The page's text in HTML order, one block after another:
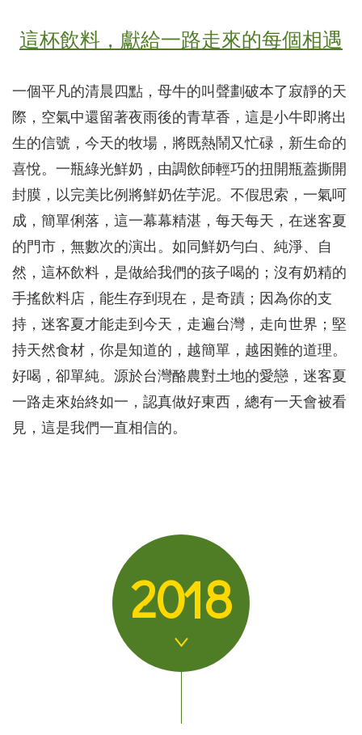
這杯飲料，獻給一路走來的每個相遇
一個平凡的清晨四點，母牛的叫聲劃破本了寂靜的天
際，空氣中還留著夜雨後的青草香，這是小牛即將出
生的信號，今天的牧場，將既熱鬧又忙碌，新生命的
喜悅。一瓶綠光鮮奶，由調飲師輕巧的扭開瓶蓋撕開
封膜，以完美比例將鮮奶佐芋泥。不假思索，一氣呵
成，簡單俐落，這一幕幕精湛，每天每天，在迷客夏
的門市，無數次的演出。如同鮮奶勻白、純淨、自
然，這杯飲料，是做給我們的孩子喝的；沒有奶精的
手搖飲料店，能生存到現在，是奇蹟；因為你的支
持，迷客夏才能走到今天，走遍台灣，走向世界；堅
持天然食材，你是知道的，越簡單，越困難的道理。
好喝，卻單純。源於台灣酪農對土地的愛戀，迷客夏
一路走來始終如一，認真做好東西，總有一天會被看
見，這是我們一直相信的。
2018